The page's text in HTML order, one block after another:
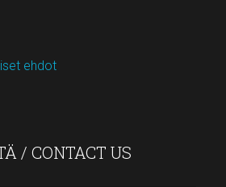
ehdot
/ CONTACT US